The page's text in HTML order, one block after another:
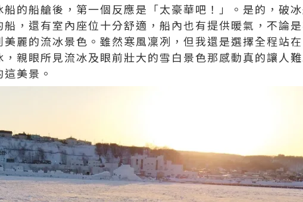
船的船艙後，第一個反應是「太豪華吧！」。是的，破
船，還有室內座位十分舒適，船內也有提供暖氣，不論
美麗的流冰景色。雖然寒風凜冽，但我還是選擇全程站
，親眼所見流冰及眼前壯大的雪白景色那感動真的讓人
美景。